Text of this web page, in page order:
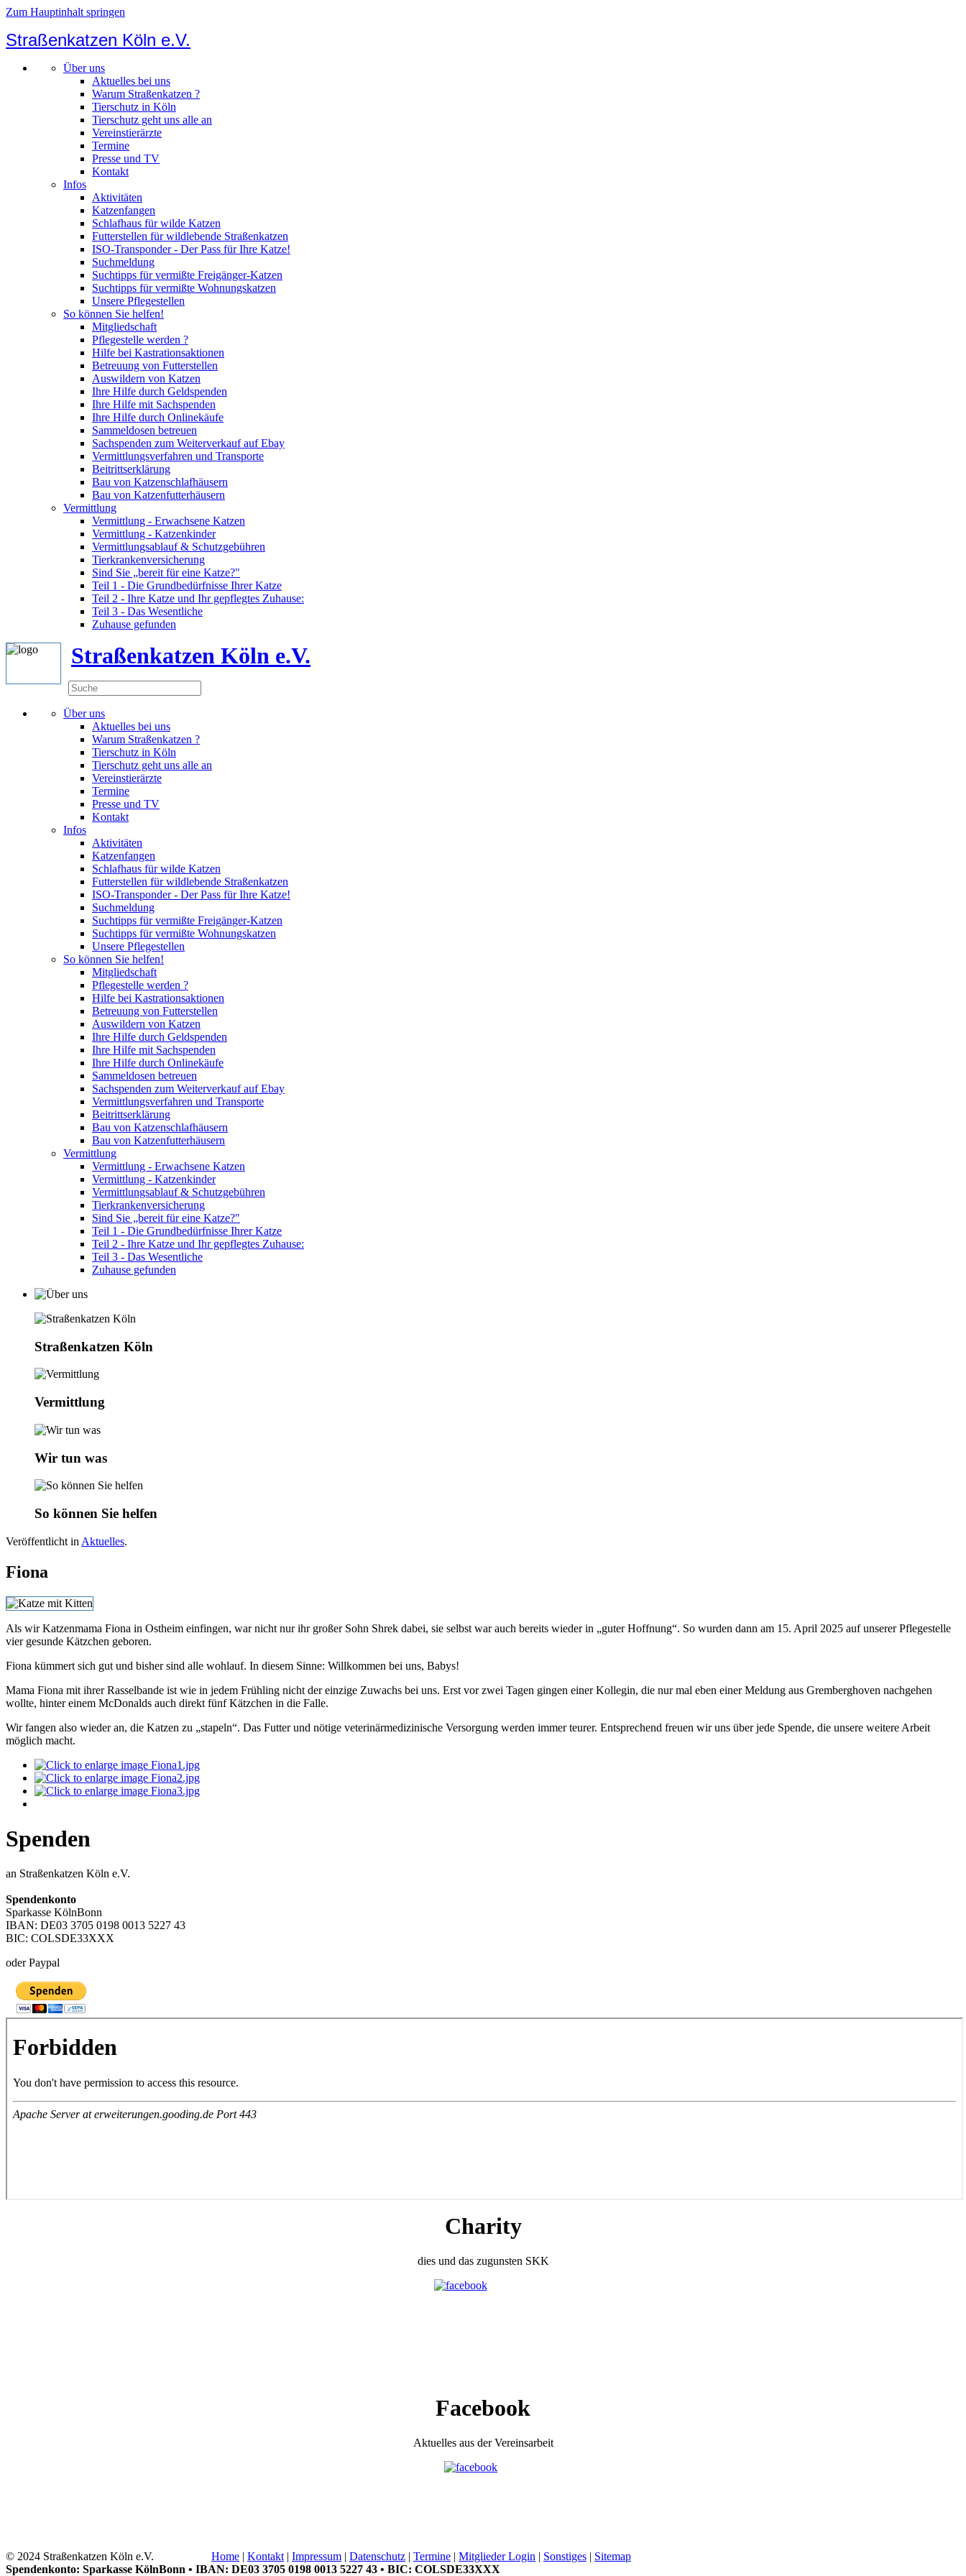
Zum Hauptinhalt springen
Straßenkatzen Köln e.V.
Über uns
Aktuelles bei uns
Warum Straßenkatzen ?
Tierschutz in Köln
Tierschutz geht uns alle an
Vereinstierärzte
Termine
Presse und TV
Kontakt
Infos
Aktivitäten
Katzenfangen
Schlafhaus für wilde Katzen
Futterstellen für wildlebende Straßenkatzen
ISO-Transponder - Der Pass für Ihre Katze!
Suchmeldung
Suchtipps für vermißte Freigänger-Katzen
Suchtipps für vermißte Wohnungskatzen
Unsere Pflegestellen
So können Sie helfen!
Mitgliedschaft
Pflegestelle werden ?
Hilfe bei Kastrationsaktionen
Betreuung von Futterstellen
Auswildern von Katzen
Ihre Hilfe durch Geldspenden
Ihre Hilfe mit Sachspenden
Ihre Hilfe durch Onlinekäufe
Sammeldosen betreuen
Sachspenden zum Weiterverkauf auf Ebay
Vermittlungsverfahren und Transporte
Beitrittserklärung
Bau von Katzenschlafhäusern
Bau von Katzenfutterhäusern
Vermittlung
Vermittlung - Erwachsene Katzen
Vermittlung - Katzenkinder
Vermittlungsablauf & Schutzgebühren
Tierkrankenversicherung
Sind Sie „bereit für eine Katze?"
Teil 1 - Die Grundbedürfnisse Ihrer Katze
Teil 2 - Ihre Katze und Ihr gepflegtes Zuhause:
Teil 3 - Das Wesentliche
Zuhause gefunden
Straßenkatzen Köln e.V.
Über uns
Aktuelles bei uns
Warum Straßenkatzen ?
Tierschutz in Köln
Tierschutz geht uns alle an
Vereinstierärzte
Termine
Presse und TV
Kontakt
Infos
Aktivitäten
Katzenfangen
Schlafhaus für wilde Katzen
Futterstellen für wildlebende Straßenkatzen
ISO-Transponder - Der Pass für Ihre Katze!
Suchmeldung
Suchtipps für vermißte Freigänger-Katzen
Suchtipps für vermißte Wohnungskatzen
Unsere Pflegestellen
So können Sie helfen!
Mitgliedschaft
Pflegestelle werden ?
Hilfe bei Kastrationsaktionen
Betreuung von Futterstellen
Auswildern von Katzen
Ihre Hilfe durch Geldspenden
Ihre Hilfe mit Sachspenden
Ihre Hilfe durch Onlinekäufe
Sammeldosen betreuen
Sachspenden zum Weiterverkauf auf Ebay
Vermittlungsverfahren und Transporte
Beitrittserklärung
Bau von Katzenschlafhäusern
Bau von Katzenfutterhäusern
Vermittlung
Vermittlung - Erwachsene Katzen
Vermittlung - Katzenkinder
Vermittlungsablauf & Schutzgebühren
Tierkrankenversicherung
Sind Sie „bereit für eine Katze?"
Teil 1 - Die Grundbedürfnisse Ihrer Katze
Teil 2 - Ihre Katze und Ihr gepflegtes Zuhause:
Teil 3 - Das Wesentliche
Zuhause gefunden
Straßenkatzen Köln
Vermittlung
Wir tun was
So können Sie helfen
Veröffentlicht in Aktuelles.
Fiona
Als wir Katzenmama Fiona in Ostheim einfingen, war nicht nur ihr großer Sohn Shrek dabei, sie selbst war auch bereits wieder in „guter Hoffnung“. So wurden dann am 15. April 2025 auf unserer Pflegestelle
vier gesunde Kätzchen geboren.
Fiona kümmert sich gut und bisher sind alle wohlauf. In diesem Sinne: Willkommen bei uns, Babys!
Mama Fiona mit ihrer Rasselbande ist wie in jedem Frühling nicht der einzige Zuwachs bei uns. Erst vor zwei Tagen gingen einer Kollegin, die nur mal eben einer Meldung aus Gremberghoven nachgehen
wollte, hinter einem McDonalds auch direkt fünf Kätzchen in die Falle.
Wir fangen also wieder an, die Katzen zu „stapeln“. Das Futter und nötige veterinärmedizinische Versorgung werden immer teurer. Entsprechend freuen wir uns über jede Spende, die unsere weitere Arbeit
möglich macht.
Spenden
an Straßenkatzen Köln e.V.
Spendenkonto
Sparkasse KölnBonn
IBAN: DE03 3705 0198 0013 5227 43
BIC: COLSDE33XXX
oder Paypal
Charity
dies und das zugunsten SKK
Facebook
Aktuelles aus der Vereinsarbeit
© 2024 Straßenkatzen Köln e.V. Home | Kontakt | Impressum | Datenschutz | Termine | Mitglieder Login | Sonstiges | Sitemap
Spendenkonto: Sparkasse KölnBonn • IBAN: DE03 3705 0198 0013 5227 43 • BIC: COLSDE33XXX